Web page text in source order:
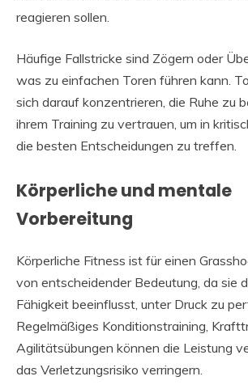
reagieren sollen.
Häufige Fallstricke sind Zögern oder
was zu einfachen Toren führen kann.
sich darauf konzentrieren, die Ruhe zu
ihrem Training zu vertrauen, um in
die besten Entscheidungen zu treffen.
Körperliche und mentale
Vorbereitung
Körperliche Fitness ist für einen
von entscheidender Bedeutung, da sie
Fähigkeit beeinflusst, unter Druck zu
Regelmäßiges Konditionstraining,
Agilitätsübungen können die Leistung
das Verletzungsrisiko verringern.